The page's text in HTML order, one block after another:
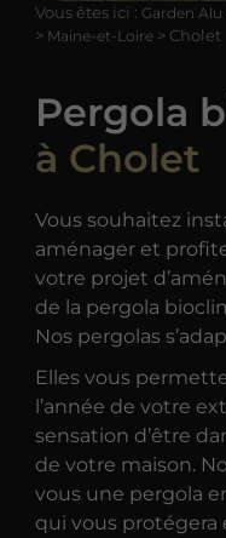
Vous êtes ici : Garden Alu
> Maine-et-Loire > Cholet
Pergola
à Cholet
Vous souhaitez
aménager et
votre projet
de la pergola
Nos pergolas
Elles vous
l’année de votre
sensation d’être
de votre maison.
vous une pergola
qui vous protégera